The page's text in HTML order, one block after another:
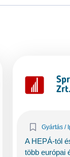
Zrt.
Gyártás /
A HEPÁ-tól
több európai